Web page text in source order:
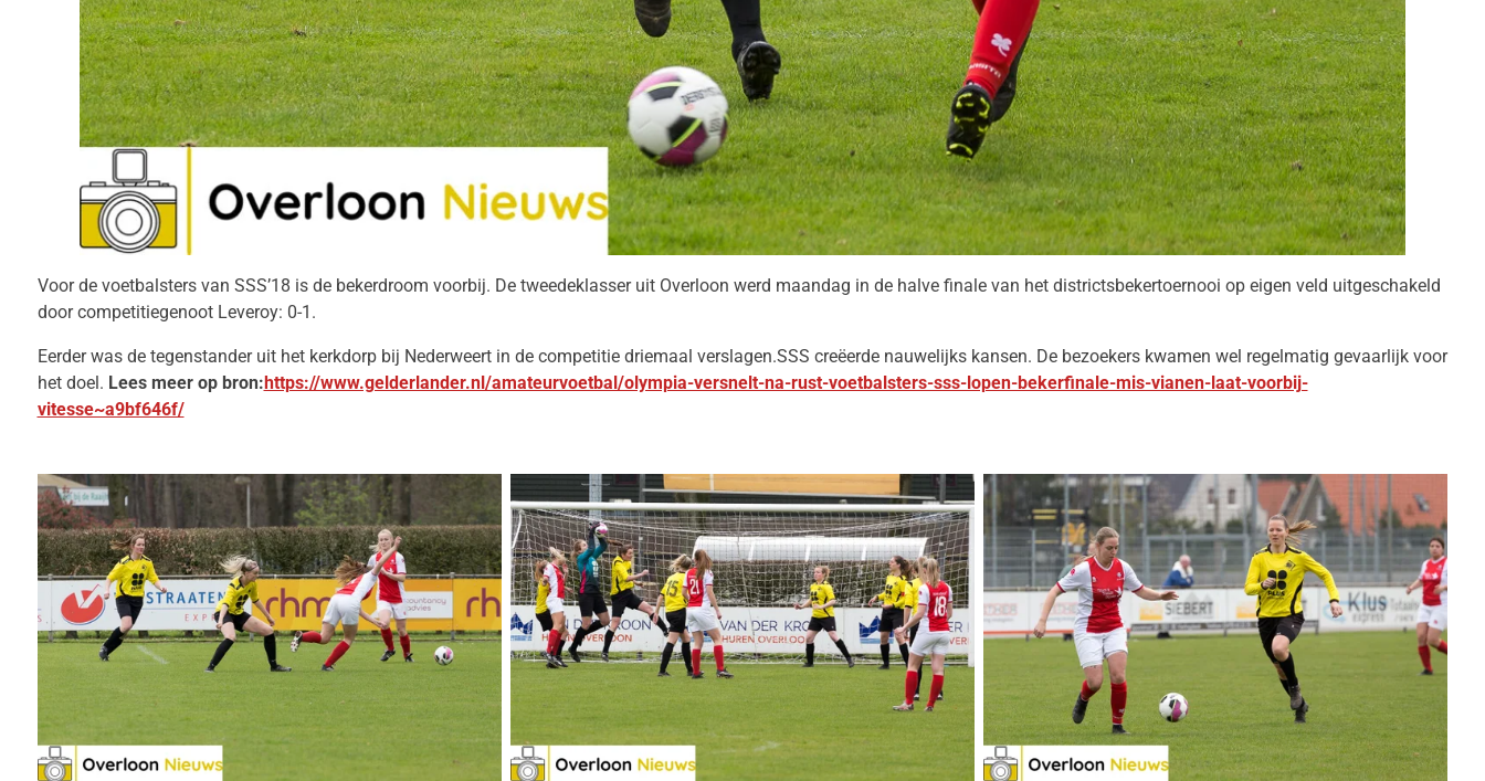
Voor de voetbalsters van SSS’18 is de bekerdroom voorbij. De tweedeklasser uit Overloon werd maandag in de halve finale van het districtsbekertoernooi op eigen veld uitgeschakeld
door competitiegenoot Leveroy: 0-1.
Eerder was de tegenstander uit het kerkdorp bij Nederweert in de competitie driemaal verslagen.SSS creëerde nauwelijks kansen. De bezoekers kwamen wel regelmatig gevaarlijk voor
het doel. Lees meer op bron:https://www.gelderlander.nl/amateurvoetbal/olympia-versnelt-na-rust-voetbalsters-sss-lopen-bekerfinale-mis-vianen-laat-voorbij-
vitesse~a9bf646f/